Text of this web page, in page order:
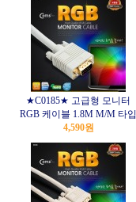
★C0185★ 고급형 모니터
RGB 케이블 1.8M M/M 타입
4,590원